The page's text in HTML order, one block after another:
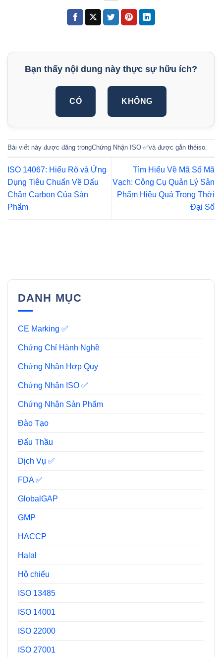
Bạn thấy nội dung này thực sự hữu ích?
CÓ KHÔNG
Bài viết này được đăng trongChứng Nhận ISO ✅và được gắn thẻiso.
ISO 14067: Hiểu Rõ và Ứng
Dụng Tiêu Chuẩn Về Dấu
Chân Carbon Của Sản
Phẩm
Tìm Hiểu Về Mã Số Mã
Vạch: Công Cụ Quản Lý Sản
Phẩm Hiệu Quả Trong Thời
Đại Số
DANH MỤC
CE Marking ✅
Chứng Chỉ Hành Nghề
Chứng Nhận Hợp Quy
Chứng Nhận ISO ✅
Chứng Nhận Sản Phẩm
Đào Tạo
Đấu Thầu
Dịch Vụ ✅
FDA ✅
GlobalGAP
GMP
HACCP
Halal
Hộ chiếu
ISO 13485
ISO 14001
ISO 22000
ISO 27001